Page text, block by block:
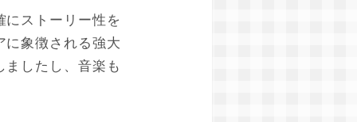
ストーリー性を
に象徴される強大
ましたし、音楽も